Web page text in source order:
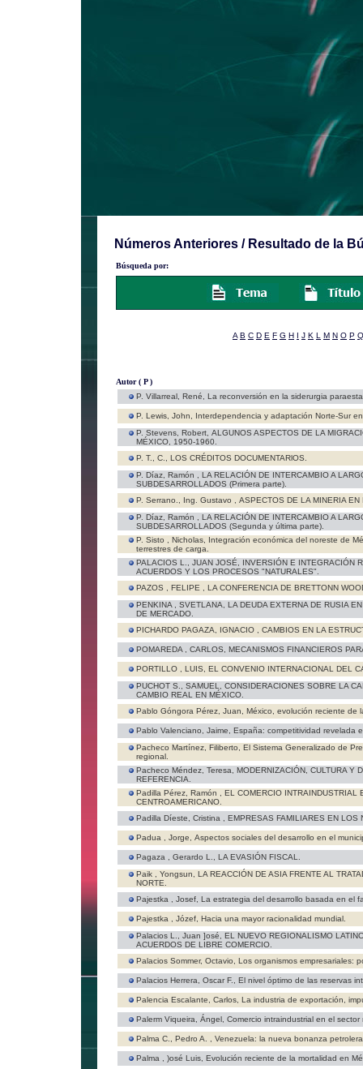
Números Anteriores / Resultado de la
Búsqueda por:
A B C D E F G H I J K L M N O P Q
Autor ( P )
P. Villarreal, René, La reconversión en la siderurgia
P. Lewis, John, Interdependencia y adaptación Norte-Sur
P. Stevens, Robert, ALGUNOS ASPECTOS DE LA
MÉXICO, 1950-1960.
P. T., C., LOS CRÉDITOS DOCUMENTARlOS.
P. Díaz, Ramón , LA RELACIÓN DE INTERCAMBIO A
SUBDESARROLLADOS (Primera parte).
P. Serrano., Ing. Gustavo , ASPECTOS DE LA MINERIA EN
P. Díaz, Ramón , LA RELACIÓN DE INTERCAMBIO A
SUBDESARROLLADOS (Segunda y última parte).
P. Sisto , Nicholas, Integración económica del noreste de
terrestres de carga.
PALACIOS L., JUAN JOSÉ, INVERSIÓN E INTEGRACIÓN
ACUERDOS Y LOS PROCESOS "NATURALES".
PAZOS , FELIPE , LA CONFERENCIA DE BRETTONN
PENKINA , SVETLANA, LA DEUDA EXTERNA DE RUSIA
DE MERCADO.
PICHARDO PAGAZA, IGNACIO , CAMBIOS EN LA
POMAREDA , CARLOS, MECANISMOS FINANCIEROS
PORTILLO , LUIS, EL CONVENIO INTERNACIONAL DEL
PUCHOT S., SAMUEL, CONSIDERACIONES SOBRE LA
CAMBIO REAL EN MÉXICO.
Pablo Góngora Pérez, Juan, México, evolución reciente de
Pablo Valenciano, Jaime, España: competitividad revelada
Pacheco Martínez, Filiberto, El Sistema Generalizado de
regional.
Pacheco Méndez, Teresa, MODERNIZACIÓN, CULTURA Y
REFERENCIA.
Padilla Pérez, Ramón , EL COMERCIO INTRAINDUSTRIAL
CENTROAMERICANO.
Padilla Díeste, Cristina , EMPRESAS FAMILIARES EN LOS
Padua , Jorge, Aspectos sociales del desarrollo en el
Pagaza , Gerardo L., LA EVASIÓN FISCAL.
Paik , Yongsun, LA REACCIÓN DE ASIA FRENTE AL
NORTE.
Pajestka , Josef, La estrategia del desarrollo basada en el
Pajestka , Józef, Hacia una mayor racionalidad mundial.
Palacios L., Juan ]osé, EL NUEVO REGIONALISMO
ACUERDOS DE LIBRE COMERCIO.
Palacios Sommer, Octavio, Los organismos empresariales:
Palacios Herrera, Oscar F., El nivel óptimo de las reservas
Palencia Escalante, Carlos, La industria de exportación,
Palerm Viqueira, Ángel, Comercio intraindustrial en el
Palma C., Pedro A. , Venezuela: la nueva bonanza
Palma , )osé Luis, Evolución reciente de la mortalidad en